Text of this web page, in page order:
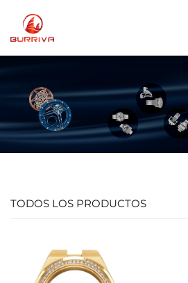
TODOS LOS PRODUCTOS